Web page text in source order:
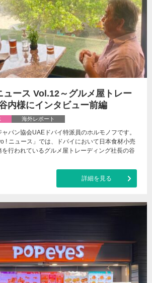
ース Vol.12～グルメ屋トレー
内様にインタビュー前編
海外レポート
パン協会UAEドバイ特派員のホルモノフです。
! ニュース」では、ドバイにおいて日本食材小売
行われているグルメ屋トレーディング社長の谷
詳細を見る